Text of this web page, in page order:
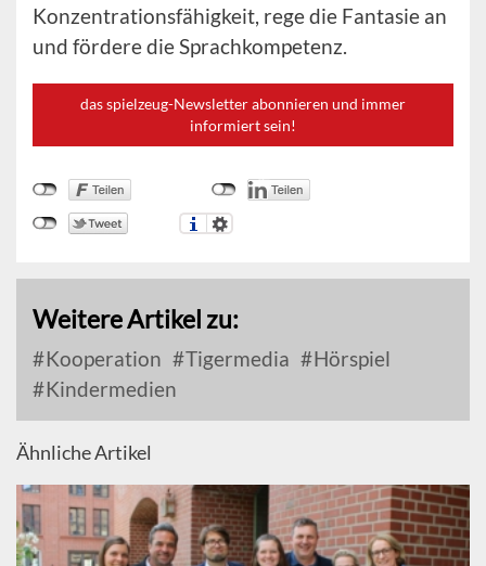
Konzentrationsfähigkeit, rege die Fantasie an
und fördere die Sprachkompetenz.
das spielzeug-Newsletter abonnieren und immer
informiert sein!
Weitere Artikel zu:
Kooperation Tigermedia
Hörspiel
Kindermedien
Ähnliche Artikel